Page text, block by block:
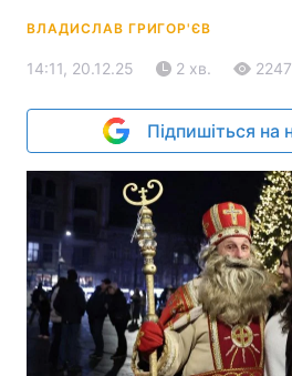
ВЛАДИСЛАВ ГРИГОР'ЄВ
14:11, 20.12.25 2 хв. 2247
Підпишіться на